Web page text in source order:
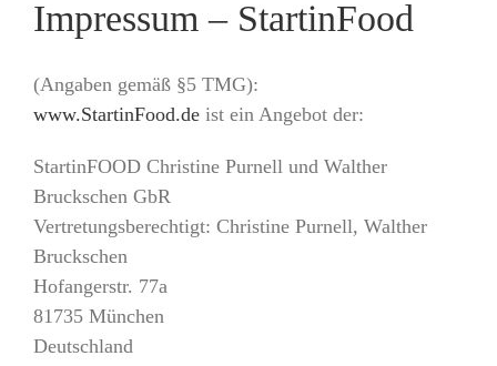
Impressum – StartinFood
(Angaben gemäß §5 TMG):
www.StartinFood.de ist ein Angebot der:
StartinFOOD Christine Purnell und Walther
Bruckschen GbR
Vertretungsberechtigt: Christine Purnell, Walther
Bruckschen
Hofangerstr. 77a
81735 München
Deutschland